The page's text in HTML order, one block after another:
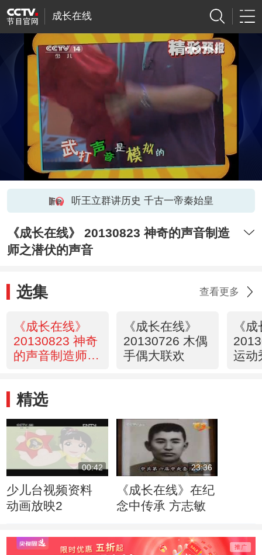
成长在线
听王立群讲历史 千古一帝秦始皇
《成长在线》 20130823 神奇的声音制造
师之潜伏的声音
选集 查看更多
《成长在线》
20130823 神奇
的声音制造师之
《成长在线》
20130726 木偶
手偶大联欢
《
运动
精选
00:42
少儿台视频资料
动画放映2
23:36
《成长在线》在纪
念中传承 方志敏